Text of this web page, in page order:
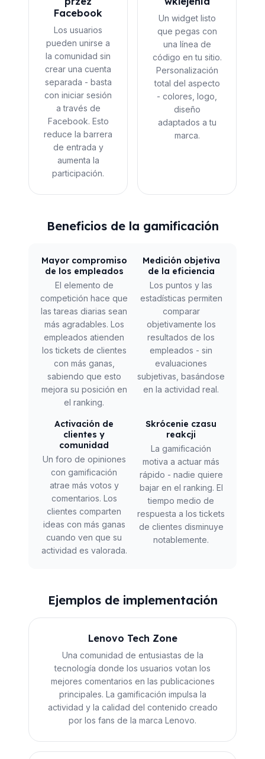
Facebook
Los usuarios
pueden unirse a
la comunidad sin
crear una cuenta
separada - basta
con iniciar sesión
a través de
Facebook. Esto
reduce la barrera
de entrada y
aumenta la
participación.
Un widget listo
que pegas con
una línea de
código en tu sitio.
Personalización
total del aspecto
- colores, logo,
diseño
adaptados a tu
marca.
Beneficios de la gamificación
Mayor compromiso
de los empleados
El elemento de
competición hace que
las tareas diarias sean
más agradables. Los
empleados atienden
los tickets de clientes
con más ganas,
sabiendo que esto
mejora su posición en
el ranking.
Medición objetiva
de la eficiencia
Los puntos y las
estadísticas permiten
comparar
objetivamente los
resultados de los
empleados - sin
evaluaciones
subjetivas, basándose
en la actividad real.
Activación de
clientes y
comunidad
Un foro de opiniones
con gamificación
atrae más votos y
comentarios. Los
clientes comparten
ideas con más ganas
cuando ven que su
actividad es valorada.
Skrócenie czasu
reakcji
La gamificación
motiva a actuar más
rápido - nadie quiere
bajar en el ranking. El
tiempo medio de
respuesta a los tickets
de clientes disminuye
notablemente.
Ejemplos de implementación
Lenovo Tech Zone
Una comunidad de entusiastas de la
tecnología donde los usuarios votan los
mejores comentarios en las publicaciones
principales. La gamificación impulsa la
actividad y la calidad del contenido creado
por los fans de la marca Lenovo.